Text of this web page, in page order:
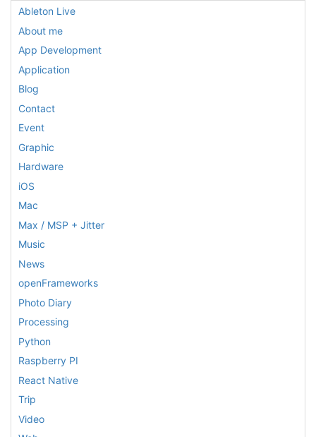
Ableton Live
About me
App Development
Application
Blog
Contact
Event
Graphic
Hardware
iOS
Mac
Max / MSP + Jitter
Music
News
openFrameworks
Photo Diary
Processing
Python
Raspberry PI
React Native
Trip
Video